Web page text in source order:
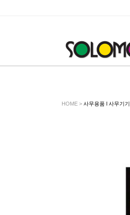
HOME > 사무용품 l 사무기기